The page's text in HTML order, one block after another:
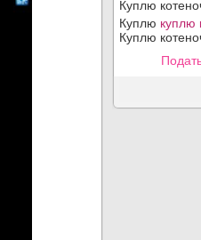
Куплю
Куплю куплю
Куплю